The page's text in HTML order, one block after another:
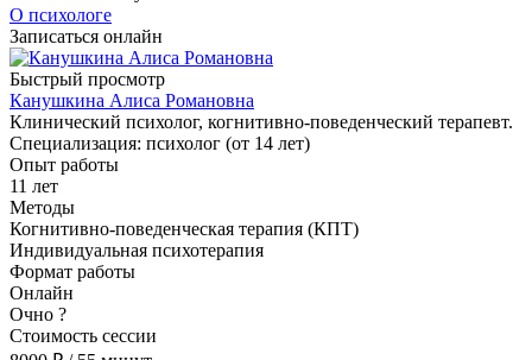
О психологе
Записаться онлайн
Быстрый просмотр
Канушкина Алиса Романовна
Клинический психолог, когнитивно-поведенческий терапевт.
Специализация: психолог (от 14 лет)
Опыт работы
11 лет
Методы
Когнитивно-поведенческая терапия (КПТ)
Индивидуальная психотерапия
Формат работы
Онлайн
Очно ?
Стоимость сессии